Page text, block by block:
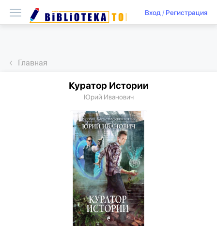
Вход/ Регистрация
Главная
Куратор Истории
Юрий Иванович